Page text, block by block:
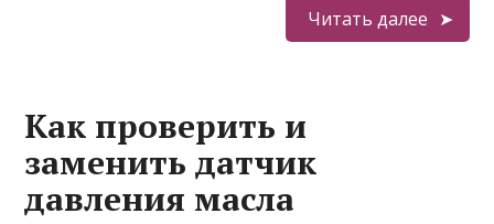
Читать далее
Как проверить и
заменить датчик
давления масла